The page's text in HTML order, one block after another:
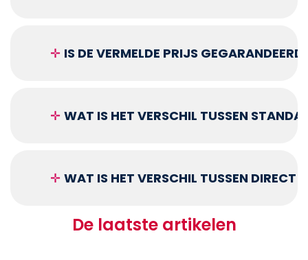
✛ IS DE VERMELDE PRIJS
✛ WAT IS HET VERSCHIL TUSSEN
✛ WAT IS HET VERSCHIL TUSSEN DIRECT
De laatste artikelen